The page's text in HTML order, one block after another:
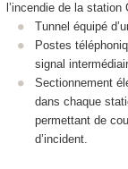
l’incendie de la
Tunnel équipé
Postes
signal
Sectionnement
dans chaque
permettant de
d’incident.